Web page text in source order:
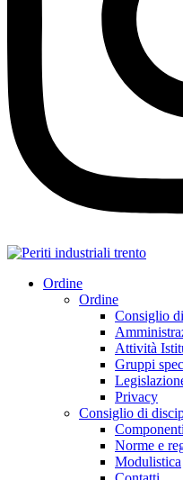
Ordine
Ordine
Consiglio
Attività
Gruppi
Privacy
Consiglio di
Norme e
Modulistica